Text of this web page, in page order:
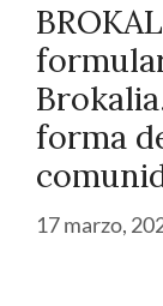
forma
17 marzo,